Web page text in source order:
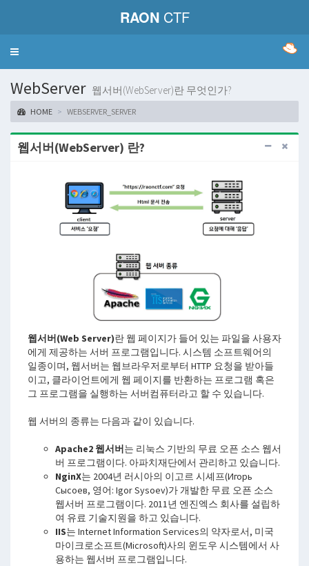
RAONCTF
Toggle
WebServer 웹서버(WebServer)란 무엇인가?
HOME WEBSERVER_SERVER
웹서버(WebServer) 란?
웹서버(Web Server)란 웹 페이지가 들어 있는 파일을 사용자
에게 제공하는 서버 프로그램입니다. 시스템 소프트웨어의
일종이며, 웹서버는 웹브라우저로부터 HTTP 요청을 받아들
이고, 클라이언트에게 웹 페이지를 반환하는 프로그램 혹은
그 프로그램을 실행하는 서버컴퓨터라고 할 수 있습니다.
웹 서버의 종류는 다음과 같이 있습니다.
Apache2 웹서버는 리눅스 기반의 무료 오픈 소스 웹서
버 프로그램이다. 아파치재단에서 관리하고 있습니다.
NginX는 2004년 러시아의 이고르 시셰프(Игорь
Сысоев, 영어: Igor Sysoev)가 개발한 무료 오픈 소스
웹서버 프로그램이다. 2011년 엔진엑스 회사를 설립하
여 유료 기술지원을 하고 있습니다.
IIS는 Internet Information Services의 약자로서, 미국
마이크로소프트(Microsoft)사의 윈도우 시스템에서 사
용하는 웹서버 프로그램입니다.